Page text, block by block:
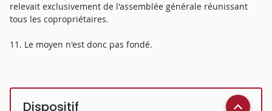
relevait exclusivement de l'assemblée générale réunissant
tous les copropriétaires.
11. Le moyen n'est donc pas fondé.
Dispositif